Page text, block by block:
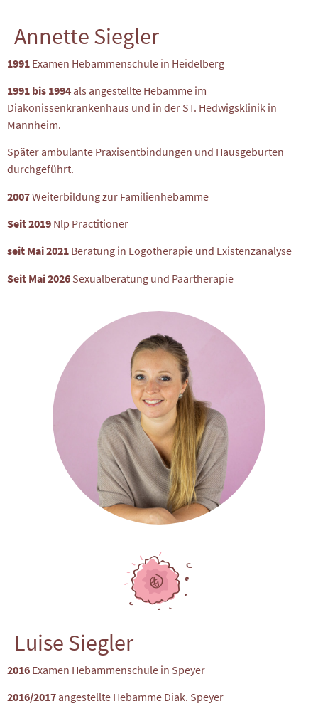
Annette Siegler
1991 Examen Hebammenschule in Heidelberg
1991 bis 1994 als angestellte Hebamme im
Diakonissenkrankenhaus und in der ST. Hedwigsklinik in
Mannheim.
Später ambulante Praxisentbindungen und Hausgeburten
durchgeführt.
2007Weiterbildung zur Familienhebamme
Seit 2019 Nlp Practitioner
seit Mai 2021 Beratung in Logotherapie und Existenzanalyse
Seit Mai 2026 Sexualberatung und Paartherapie
Luise Siegler
2016 Examen Hebammenschule in Speyer
2016/2017 angestellte Hebamme Diak. Speyer